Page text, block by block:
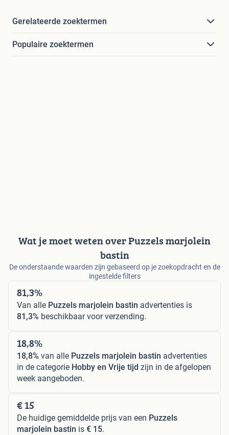
Gerelateerde zoektermen
Populaire zoektermen
Wat je moet weten over Puzzels marjolein
bastin
De onderstaande waarden zijn gebaseerd op je zoekopdracht en de
ingestelde filters
81,3%
Van alle Puzzels marjolein bastin advertenties is
81,3% beschikbaar voor verzending.
18,8%
18,8% van alle Puzzels marjolein bastin advertenties
in de categorie Hobby en Vrije tijd zijn in de afgelopen
week aangeboden.
€ 15
De huidige gemiddelde prijs van een Puzzels
marjolein bastin is € 15.